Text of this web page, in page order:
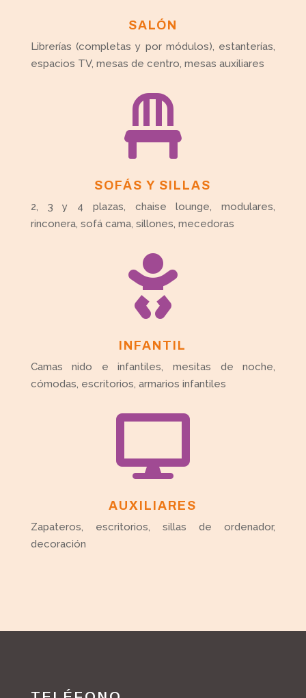
SALÓN
Librerías (completas y por módulos), estanterías,
espacios TV, mesas de centro, mesas auxiliares

SOFÁS Y SILLAS
2, 3 y 4 plazas, chaise lounge, modulares,
rinconera, sofá cama, sillones, mecedoras

INFANTIL
Camas nido e infantiles, mesitas de noche,
cómodas, escritorios, armarios infantiles

AUXILIARES
Zapateros, escritorios, sillas de ordenador,
decoración